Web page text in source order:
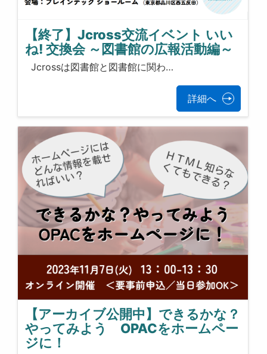
【終了】Jcross交流イベント いい
ね! 交換会 ～図書館の広報活動編～
Jcrossは図書館と図書館に関わ…
詳細へ
【アーカイブ公開中】できるかな？
やってみよう OPACをホームペー
ジに！